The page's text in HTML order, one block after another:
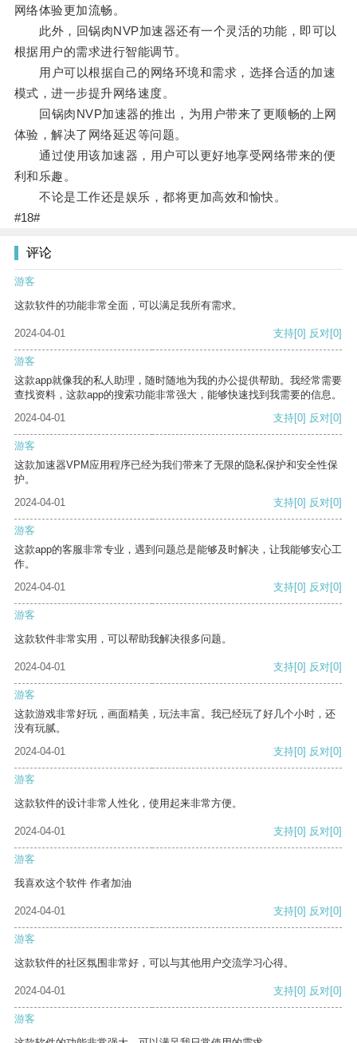
网络体验更加流畅。
此外，回锅肉NVP加速器还有一个灵活的功能，即可以
根据用户的需求进行智能调节。
用户可以根据自己的网络环境和需求，选择合适的加速
模式，进一步提升网络速度。
回锅肉NVP加速器的推出，为用户带来了更顺畅的上网
体验，解决了网络延迟等问题。
通过使用该加速器，用户可以更好地享受网络带来的便
利和乐趣。
不论是工作还是娱乐，都将更加高效和愉快。
#18#
评论
游客
这款软件的功能非常全面，可以满足我所有需求。
2024-04-01 支持[0] 反对[0]
游客
这款app就像我的私人助理，随时随地为我的办公提供帮助。我经常需要
查找资料，这款app的搜索功能非常强大，能够快速找到我需要的信息。
2024-04-01
支持[0] 反对[0]
游客
这款加速器VPM应用程序已经为我们带来了无限的隐私保护和安全性保
护。
2024-04-01
支持[0] 反对[0]
游客
这款app的客服非常专业，遇到问题总是能够及时解决，让我能够安心工
作。
2024-04-01
支持[0] 反对[0]
游客
这款软件非常实用，可以帮助我解决很多问题。
2024-04-01 支持[0] 反对[0]
游客
这款游戏非常好玩，画面精美，玩法丰富。我已经玩了好几个小时，还
没有玩腻。
2024-04-01
支持[0] 反对[0]
游客
这款软件的设计非常人性化，使用起来非常方便。
2024-04-01 支持[0] 反对[0]
游客
我喜欢这个软件 作者加油
2024-04-01 支持[0] 反对[0]
游客
这款软件的社区氛围非常好，可以与其他用户交流学习心得。
2024-04-01 支持[0] 反对[0]
游客